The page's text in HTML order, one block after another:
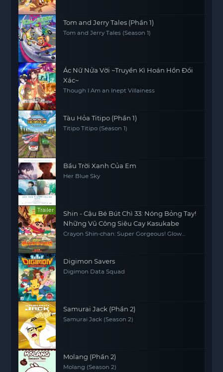
Tom and Jerry Tales (Phần 1)
Tom and Jerry Tales (Season 1)
Ác Nữ Nửa Vời ~Truyền Kì Hoán Hồn Đổi
Xác~
Though I Am an Inept Villainess
Tàu Hỏa Titipo (Phần 1)
Titipo Titipo (Season 1)
Bầu Trời Xanh Của Em
Her Blue Sky
Trailer
Shin - Cậu Bé Bút Chì 33: Nóng Bỏng Tay!
Những Vũ Công Siêu Cay Kasukabe
Crayon Shin-chan: Super Gorgeous! Glow
Digimon Savers
Digimon Data Squad
Samurai Jack (Phần 2)
Samurai Jack (Season 2)
Molang (Phần 2)
Molang (Season 2)